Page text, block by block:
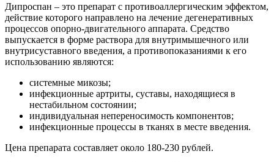
Дипроспан – это препарат с противоаллергическим эффектом,
действие которого направлено на лечение дегенеративных
процессов опорно-двигательного аппарата. Средство
выпускается в форме раствора для внутримышечного или
внутрисуставного введения, а противопоказаниями к его
использованию являются:
системные микозы;
инфекционные артриты, суставы, находящиеся в
нестабильном состоянии;
индивидуальная непереносимость компонентов;
инфекционные процессы в тканях в месте введения.
Цена препарата составляет около 180-230 рублей.